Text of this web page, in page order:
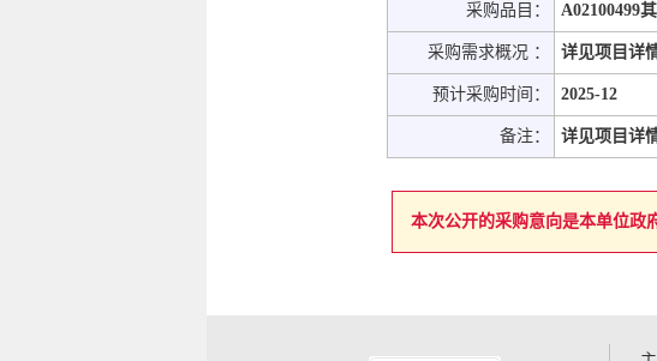
采购品目： A02100499
采购需求概况 ： 详见项目详
预计采购时间： 2025-12
备注： 详见项目详
本次公开的采购意向是本单位政